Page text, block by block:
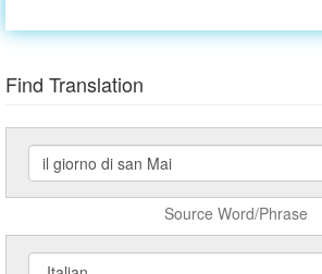
Find Translation
Source Word/Phrase